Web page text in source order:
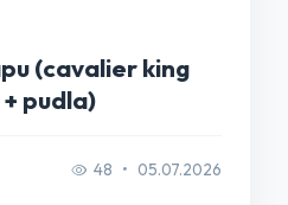
(cavalier king
pudla)
48 • 05.07.2026